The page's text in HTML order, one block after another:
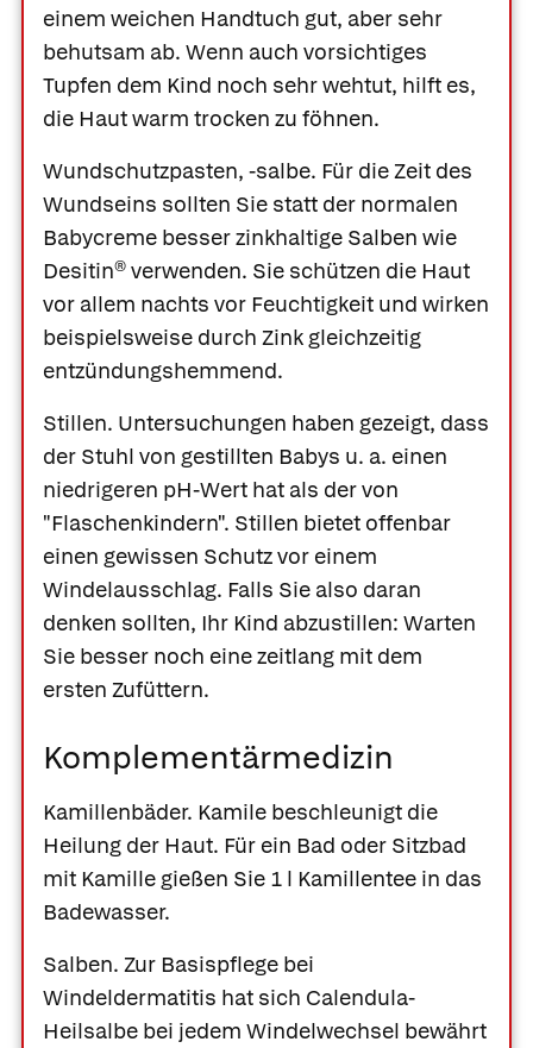
einem weichen Handtuch gut, aber sehr
behutsam ab. Wenn auch vorsichtiges
Tupfen dem Kind noch sehr wehtut, hilft es,
die Haut warm trocken zu föhnen.
Wundschutzpasten, -salbe. Für die Zeit des
Wundseins sollten Sie statt der normalen
Babycreme besser zinkhaltige Salben wie
Desitin®verwenden. Sie schützen die Haut
vor allem nachts vor Feuchtigkeit und wirken
beispielsweise durch Zink gleichzeitig
entzündungshemmend.
Stillen. Untersuchungen haben gezeigt, dass
der Stuhl von gestillten Babys u. a. einen
niedrigeren pH-Wert hat als der von
"Flaschenkindern". Stillen bietet offenbar
einen gewissen Schutz vor einem
Windelausschlag. Falls Sie also daran
denken sollten, Ihr Kind abzustillen: Warten
Sie besser noch eine zeitlang mit dem
ersten Zufüttern.
Komplementärmedizin
Kamillenbäder. Kamile beschleunigt die
Heilung der Haut. Für ein Bad oder Sitzbad
mit Kamille gießen Sie 1 l Kamillentee in das
Badewasser.
Salben. Zur Basispflege bei
Windeldermatitis hat sich Calendula-
Heilsalbe bei jedem Windelwechsel bewährt